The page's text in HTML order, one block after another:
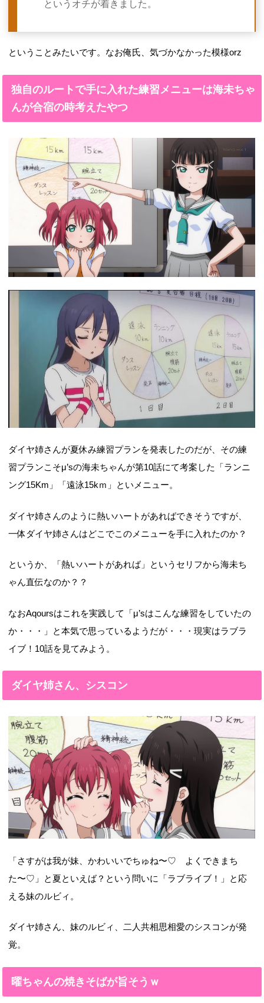
というオチが着きました。
ということみたいです。なお俺氏、気づかなかった模様orz
独自のルートで手に入れた練習メニューは海未ちゃ
んが合宿の時考えたやつ
ダイヤ姉さんが夏休み練習プランを発表したのだが、その練
習プランこそμ’sの海未ちゃんが第10話にて考案した「ランニ
ング15Km」「遠泳15kｍ」といメニュー。
ダイヤ姉さんのように熱いハートがあればできそうですが、
一体ダイヤ姉さんはどこでこのメニューを手に入れたのか？
というか、「熱いハートがあれば」というセリフから海未ち
ゃん直伝なのか？？
なおAqoursはこれを実践して「μ’sはこんな練習をしていたの
か・・・」と本気で思っているようだが・・・現実はラブラ
イブ！10話を見てみよう。
ダイヤ姉さん、シスコン
「さすがは我が妹、かわいいでちゅね〜♡ よくできまち
た〜♡」と夏といえば？という問いに「ラブライブ！」と応
える妹のルビィ。
ダイヤ姉さん、妹のルビィ、二人共相思相愛のシスコンが発
覚。
曜ちゃんの焼きそばが旨そうｗ